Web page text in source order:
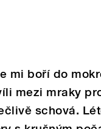
mi boří do
mezi mraky
schová.